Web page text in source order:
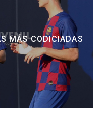
MÁS CODICIADAS